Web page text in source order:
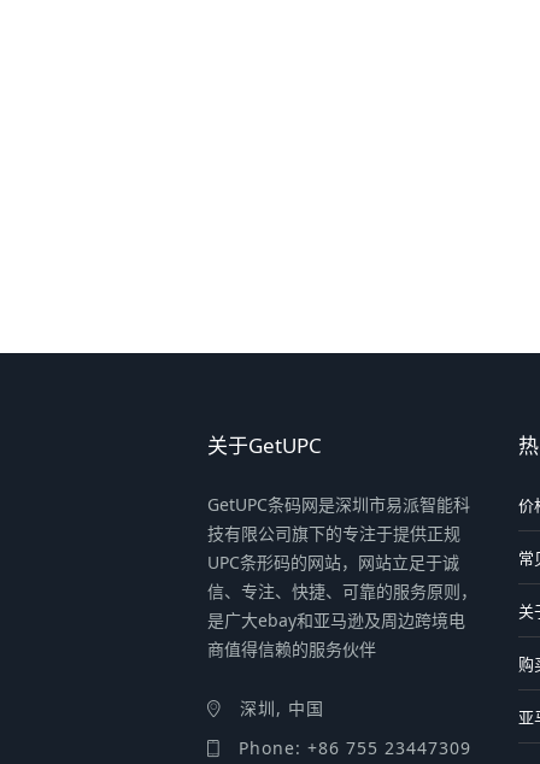
关于GetUPC
GetUPC条码网是深圳市易派智能科
技有限公司旗下的专注于提供正规
UPC条形码的网站，网站立足于诚
信、专注、快捷、可靠的服务原则，
是广大ebay和亚马逊及周边跨境电
商值得信赖的服务伙伴
深圳, 中国
Phone: +86 755 23447309
价
常
关
购
亚